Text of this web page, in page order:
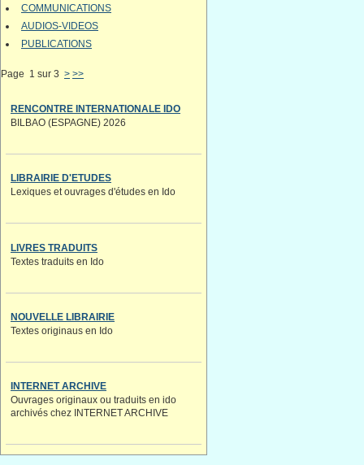
COMMUNICATIONS
AUDIOS-VIDEOS
PUBLICATIONS
Page 1 sur 3 > >>
RENCONTRE INTERNATIONALE IDO
BILBAO (ESPAGNE) 2026
LIBRAIRIE D'ETUDES
Lexiques et ouvrages d'études en Ido
LIVRES TRADUITS
Textes traduits en Ido
NOUVELLE LIBRAIRIE
Textes originaus en Ido
INTERNET ARCHIVE
Ouvrages originaux ou traduits en ido
archivés chez INTERNET ARCHIVE